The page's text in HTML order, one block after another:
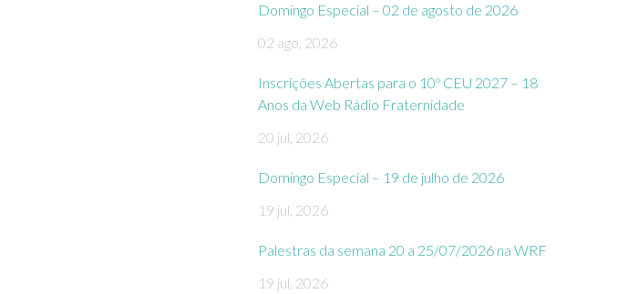
Domingo Especial – 02 de agosto de 2026
02 ago, 2026
Inscrições Abertas para o 10º CEU 2027 – 18
Anos da Web Rádio Fraternidade
20 jul, 2026
Domingo Especial – 19 de julho de 2026
19 jul, 2026
Palestras da semana 20 a 25/07/2026 na WRF
19 jul, 2026